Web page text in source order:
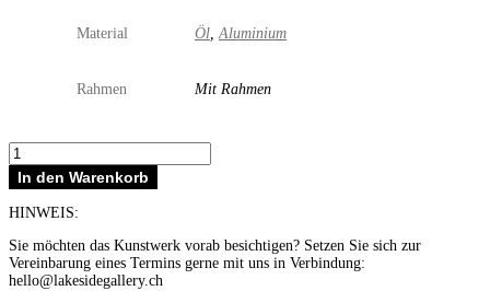
Material Öl Aluminium
Rahmen Mit Rahmen
I'd
walk
with
Menge
In den Warenkorb
HINWEIS:
Sie möchten das Kunstwerk vorab besichtigen? Setzen Sie sich zur
Vereinbarung eines Termins gerne mit uns in Verbindung:
hello@lakesidegallery.ch